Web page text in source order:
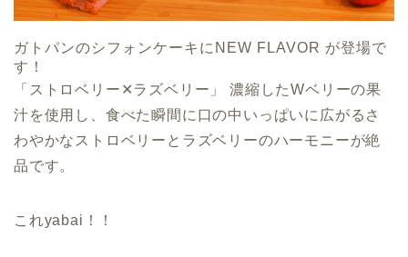
ガトパンのシフォンケーキにNEW FLAVOR が登場で
す！
「ストロベリー✕ラズベリー」 濃縮したWベリーの果
汁を使用し、食べた瞬間に口の中いっぱいに広がるさ
わやかなストロベリーとラズベリーのハーモニーが絶
品です。
これyabai！！